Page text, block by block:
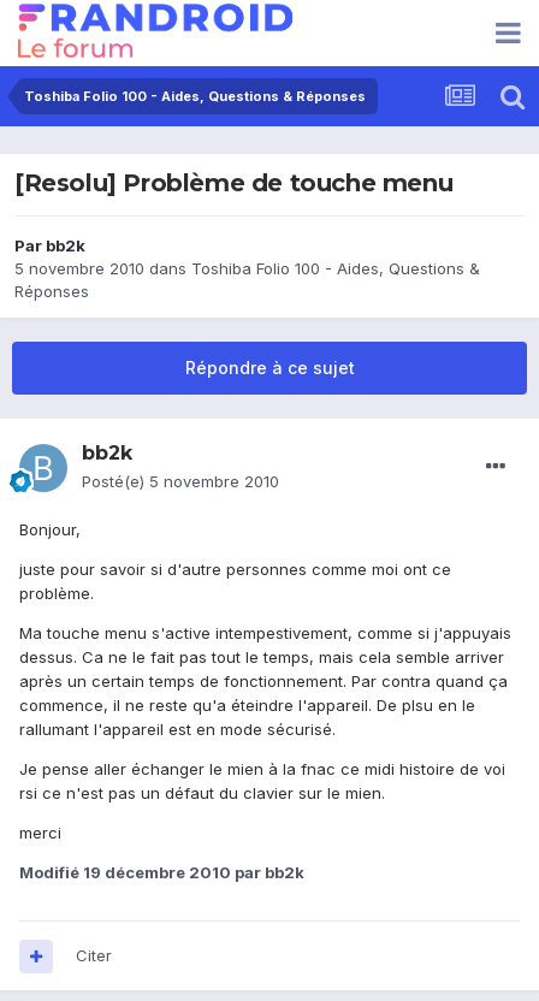
Toshiba Folio 100 - Aides, Questions & Réponses
[Resolu] Problème de touche menu
Par bb2k
5 novembre 2010 dans Toshiba Folio 100 - Aides, Questions &
Réponses
Répondre à ce sujet
bb2k
Posté(e) 5 novembre 2010
Bonjour,
juste pour savoir si d'autre personnes comme moi ont ce
problème.
Ma touche menu s'active intempestivement, comme si j'appuyais
dessus. Ca ne le fait pas tout le temps, mais cela semble arriver
après un certain temps de fonctionnement. Par contra quand ça
commence, il ne reste qu'a éteindre l'appareil. De plsu en le
rallumant l'appareil est en mode sécurisé.
Je pense aller échanger le mien à la fnac ce midi histoire de voi
rsi ce n'est pas un défaut du clavier sur le mien.
merci
Modifié 19 décembre 2010 par bb2k
Citer